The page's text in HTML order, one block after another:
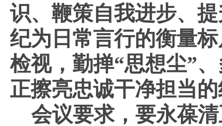
识、鞭策自我进步、
纪为日常言行的衡量
检视，勤掸“思想尘”
正擦亮忠诚干净担当的
会议要求，要永葆